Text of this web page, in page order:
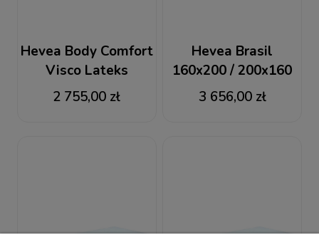
Hevea Body Comfort
Visco Lateks
160x200 / 200x160 +
GRATIS 2 PODUSZKI
2 755,00 zł
Hevea Brasil
160x200 / 200x160
materac lateksowo-
kokosowy + GRATIS
3 656,00 zł